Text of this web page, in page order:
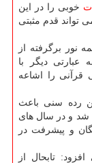
خوبی را در این
تواند قدم مثبتی
نور برگرفته از
دیگر با
قرآنی را اشاعه
رده سنی باعث
شد و در سال های
و پیشرفت در
تابحال از